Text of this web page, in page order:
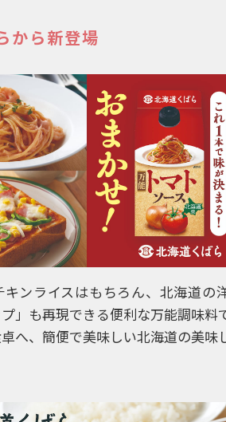
から新登場
キンライスはもちろん、北海道の
」も再現できる便利な万能調味料
へ、簡便で美味しい北海道の美味